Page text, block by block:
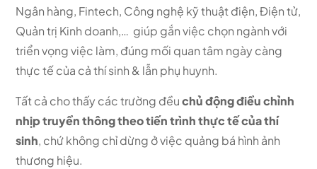
Ngân hàng, Fintech, Công nghệ kỹ thuật điện, Điện tử,
Quản trị Kinh doanh,… giúp gắn việc chọn ngành với
triển vọng việc làm, đúng mối quan tâm ngày càng
thực tế của cả thí sinh & lẫn phụ huynh.
Tất cả cho thấy các trường đềuchủ động điều chỉnh
nhịp truyền thông theo tiến trình thực tế của thí
sinh, chứ không chỉ dừng ở việc quảng bá hình ảnh
thương hiệu.